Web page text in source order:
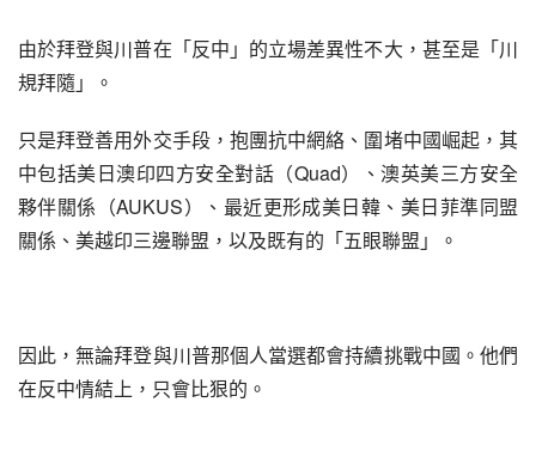
由於拜登與川普在「反中」的立場差異性不大，甚至是「川
規拜隨」。
只是拜登善用外交手段，抱團抗中網絡、圍堵中國崛起，其
中包括美日澳印四方安全對話（Quad）、澳英美三方安全
夥伴關係（AUKUS）、最近更形成美日韓、美日菲準同盟
關係、美越印三邊聯盟，以及既有的「五眼聯盟」。
因此，無論拜登與川普那個人當選都會持續挑戰中國。他們
在反中情結上，只會比狠的。